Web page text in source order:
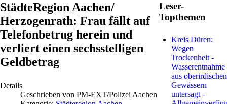
StädteRegion Aachen/
Herzogenrath: Frau fällt auf
Telefonbetrug herein und
verliert einen sechsstelligen
Geldbetrag
Details
Geschrieben von PM-EXT/Polizei Aachen
Leser-
Topthemen
Kreis Düren:
Wegen
Trockenheit -
Wasserentnahme
aus oberirdischen
Gewässern
untersagt -